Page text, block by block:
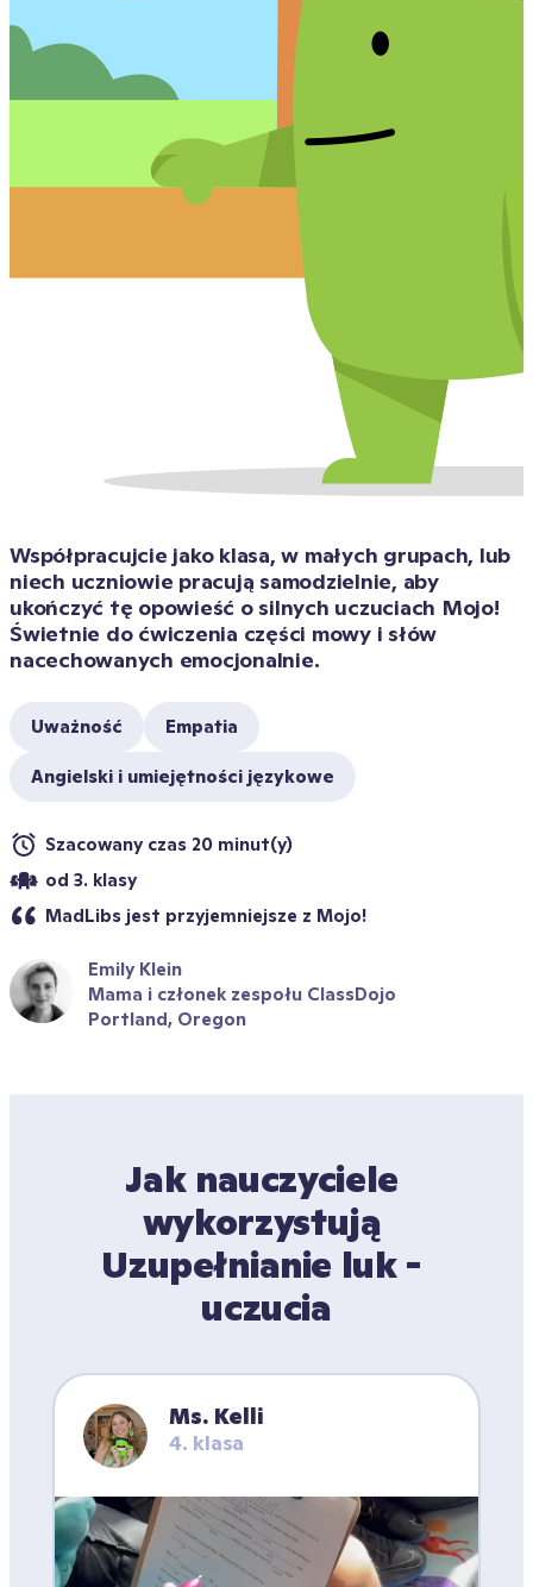
Współpracujcie jako klasa, w małych grupach, lub
niech uczniowie pracują samodzielnie, aby
ukończyć tę opowieść o silnych uczuciach Mojo!
Świetnie do ćwiczenia części mowy i słów
nacechowanych emocjonalnie.
Uważność Empatia
Angielski i umiejętności językowe
Szacowany czas 20 minut(y)
od 3. klasy
MadLibs jest przyjemniejsze z Mojo!
Emily Klein
Mama i członek zespołu ClassDojo
Portland, Oregon
Jak nauczyciele
wykorzystują
Uzupełnianie luk -
uczucia
Ms. Kelli
4. klasa